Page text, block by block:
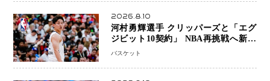
2026.8.10
河村勇輝選手 クリッパーズと「エグ
ジビット10契約」 NBA再挑戦へ新た
な一歩、八村塁選手との共闘にも期待
バスケット